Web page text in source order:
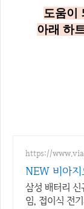
도움
아래 하
https://
NEW 비아
원, 출퇴근자
삼성 배터리
임, 접이식 전